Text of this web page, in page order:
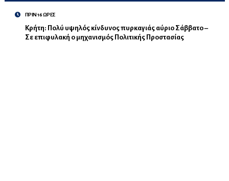
ΠΡΙΝ 16 ΩΡΕΣ
Κρήτη: Πολύ υψηλός κίνδυνος πυρκαγιάς αύριο Σάββατο –
Σε επιφυλακή ο μηχανισμός Πολιτικής Προστασίας